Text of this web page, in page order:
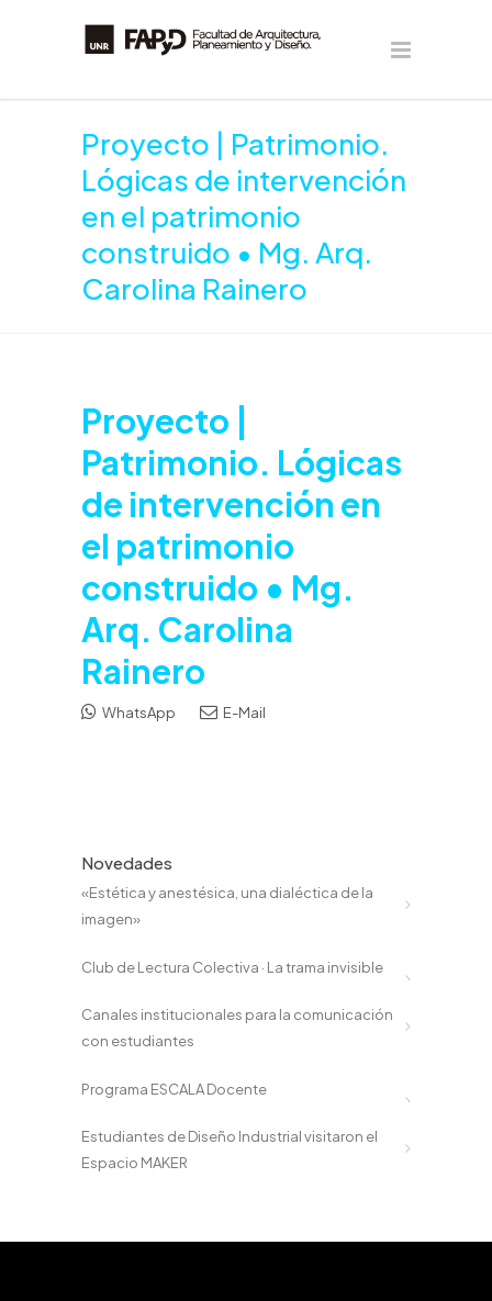
Proyecto | Patrimonio.
Lógicas de intervención
en el patrimonio
construido • Mg. Arq.
Carolina Rainero
Proyecto |
Patrimonio. Lógicas
de intervención en
el patrimonio
construido • Mg.
Arq. Carolina
Rainero
WhatsApp E-Mail
Novedades
«Estética y anestésica, una dialéctica de la
imagen»
Club de Lectura Colectiva · La trama invisible
Canales institucionales para la comunicación
con estudiantes
Programa ESCALA Docente
Estudiantes de Diseño Industrial visitaron el
Espacio MAKER